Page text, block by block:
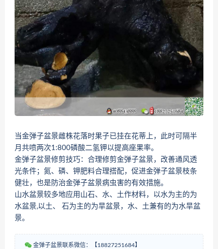
当金弹子盆景雌株花落时果子已挂在花蒂上，此时可隔半
月共喷两次1:800磷酸二氢钾以提高座果率。
金弹子盆景修剪技巧：合理修剪金弹子盆景，改善通风透
光条件；氮、磷、钾肥料合理搭配，促进金弹子盆景枝条
健壮，也是防治金弹子盆景病虫害的有效措施。
山水盆景较多地应用山石、水、土作材料，以水为主的为
水盆景,以土、 石为主的为旱盆景，水、土兼有的为水旱盆
景。
金弹子盆景联系微信：【18827251684】